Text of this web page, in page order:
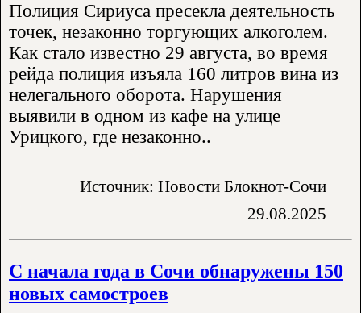
Полиция Сириуса пресекла деятельность
точек, незаконно торгующих алкоголем.
Как стало известно 29 августа, во время
рейда полиция изъяла 160 литров вина из
нелегального оборота. Нарушения
выявили в одном из кафе на улице
Урицкого, где незаконно..
Источник: Новости Блокнот-Сочи
29.08.2025
С начала года в Сочи обнаружены 150
новых самостроев